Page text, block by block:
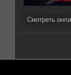
Смотреть